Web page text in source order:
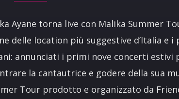
Ayane torna live con Malika Summer
delle location più suggestive d’Italia e
annunciati i primi nove concerti estivi
la cantautrice e godere della sua
Tour prodotto e organizzato da